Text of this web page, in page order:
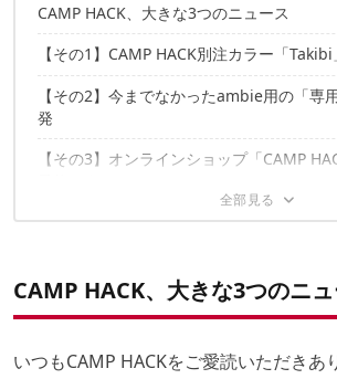
CAMP HACK、大きな3つのニュース
今までになかった、3つの「初」の試み
【その1】CAMP HACK別注カラー「Takibi
「耳をふさがない」ブームの立役者
肌なじみの良いオレンジ
仕事、スポーツ、自宅……生活に溶け込む日
【その2】今までなかったambie用の「専
発
日常使いしやすい絶妙サイズ
【その3】オンラインショップ「CAMP
ステッカーもプレゼント
最後に……
CAMP HACK、大きな3つのニ
いつもCAMP HACKをご愛読いただきあ